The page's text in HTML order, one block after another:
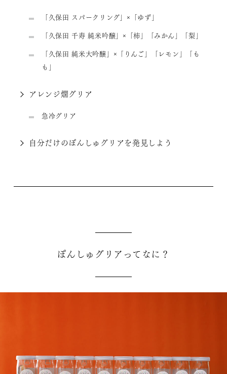
「久保田 スパークリング」×「ゆず」
「久保田 千寿 純米吟醸」×「柿」「みかん」「梨」
「久保田 純米大吟醸」×「りんご」「レモン」「も
も」
アレンジ燗グリア
急冷グリア
自分だけのぽんしゅグリアを発見しよう
ぽんしゅグリアってなに？